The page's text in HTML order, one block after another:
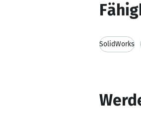
SolidWorks